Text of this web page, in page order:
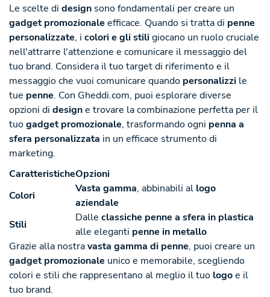
Le scelte di design sono fondamentali per creare un
gadget promozionale efficace. Quando si tratta di penne
personalizzate, i colori e gli stiligiocano un ruolo cruciale
nell'attrarre l'attenzione e comunicare il messaggio del
tuo brand. Considera il tuo target di riferimento e il
messaggio che vuoi comunicare quando personalizzi le
tue penne. Con Gheddi.com, puoi esplorare diverse
opzioni di designe trovare la combinazione perfetta per il
tuogadget promozionale, trasformando ogni penna a
sfera personalizzata in un efficace strumento di
marketing.
CaratteristicheOpzioni
Colori
Vasta gamma, abbinabili al logo
aziendale
Stili
Dalle classiche penne a sfera in plastica
alle eleganti penne in metallo
Grazie alla nostravasta gamma di penne, puoi creare un
gadget promozionale unico e memorabile, scegliendo
colori e stili che rappresentano al meglio il tuo logoe il
tuo brand.